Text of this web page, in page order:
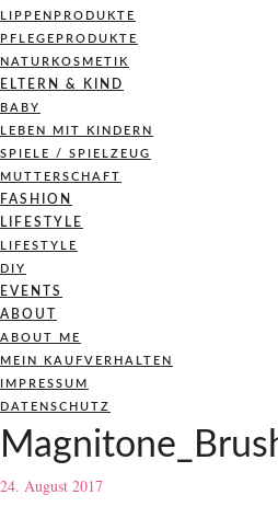
LIPPENPRODUKTE
PFLEGEPRODUKTE
NATURKOSMETIK
ELTERN & KIND
BABY
LEBEN MIT KINDERN
SPIELE / SPIELZEUG
MUTTERSCHAFT
FASHION
LIFESTYLE
LIFESTYLE
DIY
EVENTS
ABOUT
ABOUT ME
MEIN KAUFVERHALTEN
IMPRESSUM
DATENSCHUTZ
24. August 2017